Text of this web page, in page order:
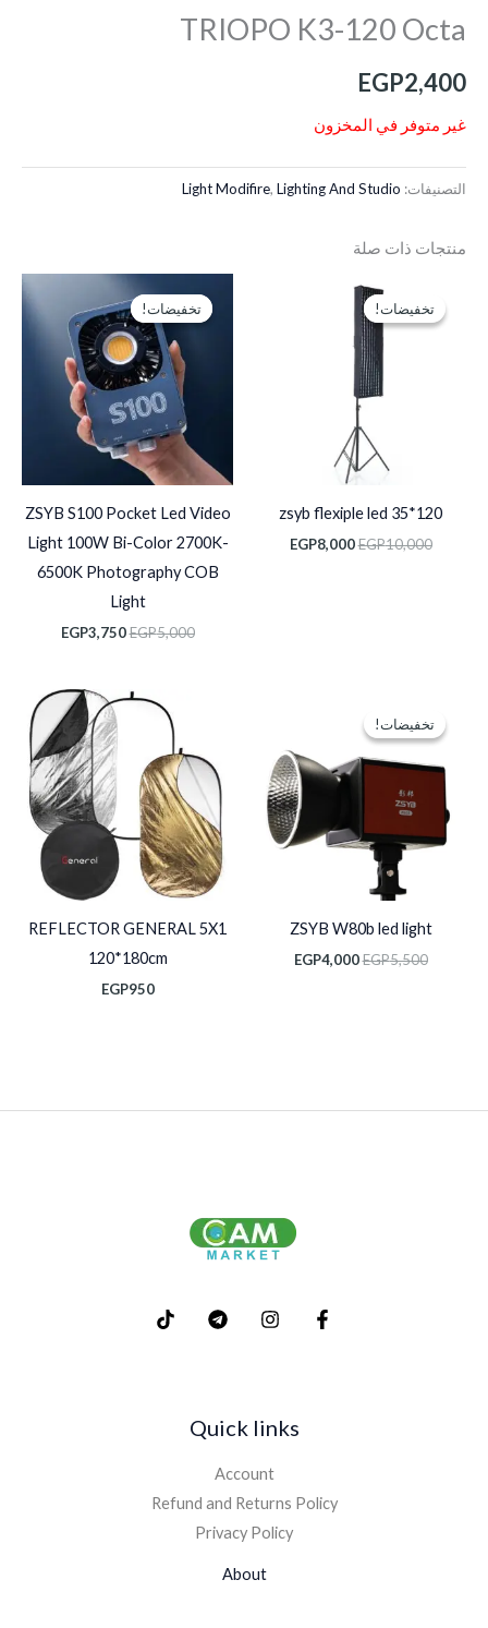
TRIOPO K3-120 Octa
EGP2,400
غير متوفر في المخزون
التصنيفات: Light Modifire, Lighting And Studio
منتجات ذات صلة
تخفيضات!
تخفيضات!
zsyb flexiple led 35*120
EGP10,000
السعر
EGP10,000.
EGP8,000
تخفيضات!
تخفيضات!
ZSYB S100 Pocket Led Video
Light 100W Bi-Color 2700K-
6500K Photography COB
Light
EGP5,000
الأصلي
هو:
EGP5,000.
EGP3,750
الحالي
تخفيضات!
تخفيضات!
ZSYB W80b led light
EGP5,500
EGP5,500.
EGP4,000
EGP4,000.
REFLECTOR GENERAL 5X1
120*180cm
EGP950
Quick links
Account
Refund and Returns Policy
Privacy Policy
About